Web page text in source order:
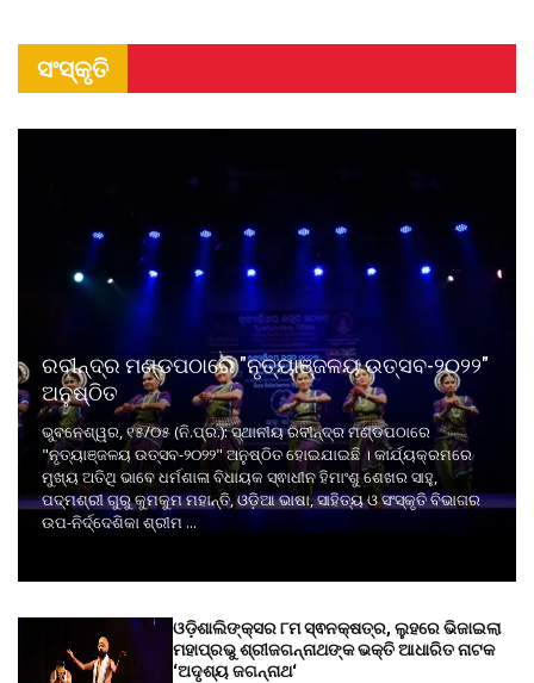
ସଂସ୍କୃତି
ରବୀନ୍ଦ୍ର ମଣ୍ଡପଠାରେ "ନୃତ୍ୟାଞ୍ଜଳୟ ଉତ୍ସବ-୨୦୨୨"
ଅନୁଷ୍ଠିତ
ଭୁବନେଶ୍ୱର, ୧୫/୦୫ (ନି.ପ୍ର.): ସ୍ଥାନୀୟ ରବୀନ୍ଦ୍ର ମଣ୍ଡପଠାରେ
"ନୃତ୍ୟାଞ୍ଜଳୟ ଉତ୍ସବ-୨୦୨୨" ଅନୁଷ୍ଠିତ ହୋଇଯାଇଛି । କାର୍ଯ୍ୟକ୍ରମରେ
ମୁଖ୍ୟ ଅତିଥି ଭାବେ ଧର୍ମଶାଳା ବିଧାୟକ ସ୍ଵାଧୀନ ହିମାଂଶୁ ଶେଖର ସାହୁ,
ପଦ୍ମଶ୍ରୀ ଗୁରୁ କୁମକୁମ ମହାନ୍ତି, ଓଡ଼ିଆ ଭାଷା, ସାହିତ୍ୟ ଓ ସଂସ୍କୃତି ବିଭାଗର
ଉପ-ନିର୍ଦ୍ଦେଶିକା ଶ୍ରୀମ ...
ଓଡ଼ିଶାଲିଙ୍କ୍ସର ୮ମ ସ୍ଵନକ୍ଷତ୍ର, ଲୁହରେ ଭିଜାଇଲା
ମହାପ୍ରଭୁ ଶ୍ରୀଜଗନ୍ନାଥଙ୍କ ଭକ୍ତି ଆଧାରିତ ନାଟକ
‘ଅଦୃଶ୍ୟ ଜଗନ୍ନାଥ‘